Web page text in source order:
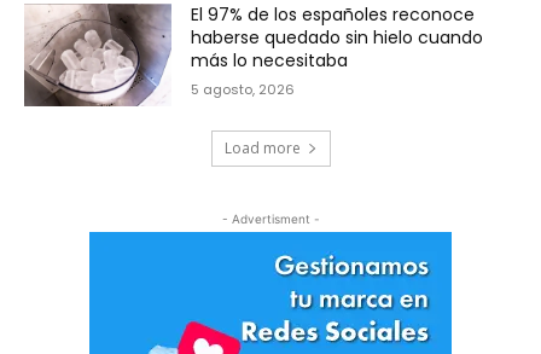
El 97% de los españoles reconoce
haberse quedado sin hielo cuando
más lo necesitaba
5 agosto, 2026
Load more
- Advertisment -